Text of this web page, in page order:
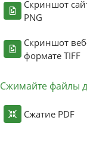
Скриншот
PNG
Скриншот
формате TIFF
Сжимайте файлы
Сжатие PDF